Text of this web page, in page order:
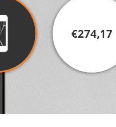
€274,17